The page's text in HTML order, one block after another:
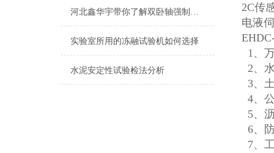
河北鑫华宇带你了解双卧轴强制式搅拌机都有哪些优势
实验室所用的冻融试验机如何选择
水泥安定性试验检法分析
2C传
电液
1、
2、
3、
4、
5、
6、
7、